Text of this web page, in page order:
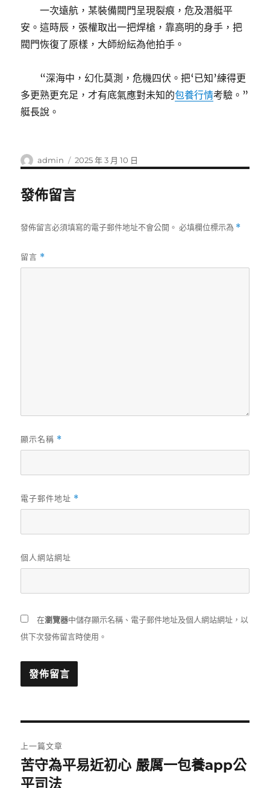
一次遠航，某裝備閥門呈現裂痕，危及潛艇平
安。這時辰，張權取出一把焊槍，靠高明的身手，把
閥門恢復了原樣，大師紛紜為他拍手。
“深海中，幻化莫測，危機四伏。把‘已知’練得更
多更熟更充足，才有底氣應對未知的包養行情考驗。”
艇長說。
作
者
admin
發
佈
2025 年 3 月 10 日
發佈留言
發佈留言必須填寫的電子郵件地址不會公開。 必填欄位標示為 *
留言 *
顯示名稱 *
電子郵件地址 *
個人網站網址
在瀏覽器中儲存顯示名稱、電子郵件地址及個人網站網址，以
供下次發佈留言時使用。
章
上一篇文章
上
一
苦守為平易近初心 嚴厲一包養app公
平司法